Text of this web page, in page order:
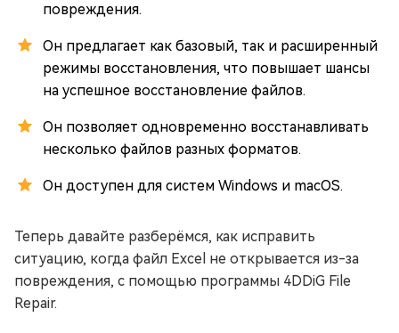
повреждения.
Он предлагает как базовый, так и расширенный
режимы восстановления, что повышает шансы
на успешное восстановление файлов.
Он позволяет одновременно восстанавливать
несколько файлов разных форматов.
Он доступен для систем Windows и macOS.
Теперь давайте разберёмся, как исправить
ситуацию, когда файл Excel не открывается из-за
повреждения, с помощью программы 4DDiG File
Repair.